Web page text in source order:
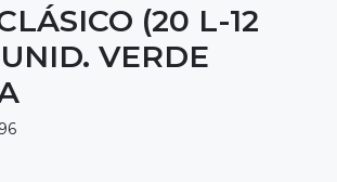
(20 L-12
VERDE